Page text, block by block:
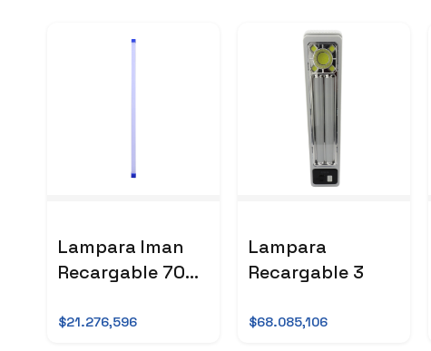
Lampara Iman
Recargable 70
$21.276,596
Lampara
Recargable 3
$68.085,106